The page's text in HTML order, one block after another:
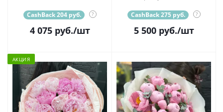
CashBack 204 руб. ?
4 075руб./шт
CashBack 275 руб. ?
5 500руб./шт
АКЦИЯ